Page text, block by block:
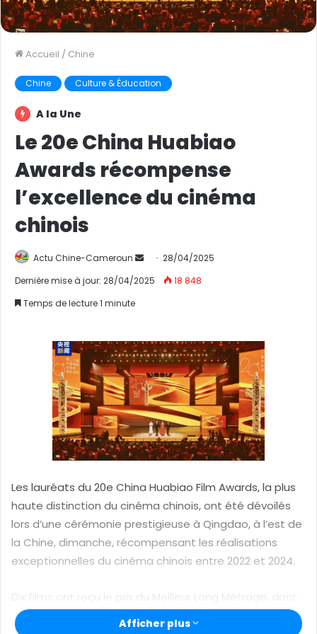
Accueil / Chine
Chine Culture & Éducation
A la Une
Le 20e China Huabiao
Awards récompense
l’excellence du cinéma
chinois
Actu Chine-Cameroun
n
e
r
u
n
c
o
u
r
e
l
28/04/2025
Dernière mise à jour: 28/04/2025
18 848
Temps de lecture 1 minute
Les lauréats du 20e China Huabiao Film Awards, la plus
haute distinction du cinéma chinois, ont été dévoilés
lors d’une cérémonie prestigieuse à Qingdao, à l’est de
la Chine, dimanche, récompensant les réalisations
exceptionnelles du cinéma chinois entre 2022 et 2024.
Dix films ont reçu le prix du Meilleur Long Métrage, dont
le thriller judiciaire “Article 20” de Zhang Yimou et
Afficher plus